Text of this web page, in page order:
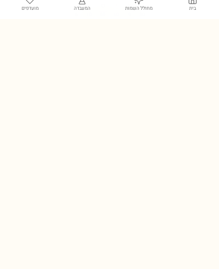
ל ט י ה בית מחולל השמות המעבדה מועדפים